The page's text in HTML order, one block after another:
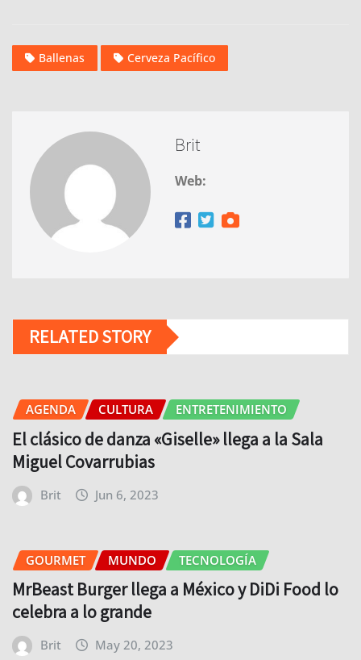
Ballenas Cerveza Pacífico
Brit
Web:
RELATED STORY
AGENDA CULTURA ENTRETENIMIENTO
El clásico de danza «Giselle» llega a la Sala
Miguel Covarrubias
Brit Jun 6, 2023
GOURMET MUNDO TECNOLOGÍA
MrBeast Burger llega a México y DiDi Food lo
celebra a lo grande
Brit May 20, 2023